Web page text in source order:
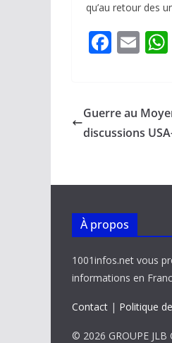
qu’au retour des
F
b
o
k
E
l
Guerre au
discussions
À propos
1001infos.net vous
informations en
Contact | Politique
© 2026 GROUPE